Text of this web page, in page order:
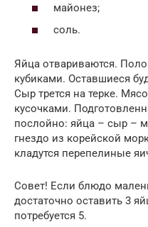
майонез;
соль.
Яйца отвариваются.
кубиками. Оставшиеся
Сыр трется на терке.
кусочками.
послойно: яйца – сыр –
гнездо из корейской
кладутся перепелиные
Совет! Если блюдо
достаточно оставить 3
потребуется 5.